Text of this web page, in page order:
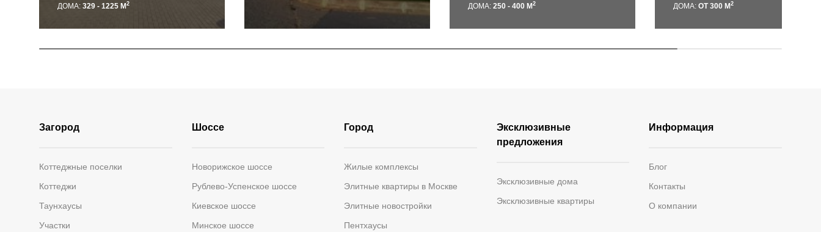
ДОМА: 329 - 1225 М 2 ДОМА: 250 - 400 М 2 ДОМА: ОТ 300 М 2
Загород
Коттеджные поселки
Коттеджи
Таунхаусы
Участки
Шоссе
Новорижское шоссе
Рублево-Успенское шоссе
Киевское шоссе
Минское шоссе
Город
Жилые комплексы
Элитные квартиры в Москве
Элитные новостройки
Пентхаусы
Эксклюзивные
предложения
Эксклюзивные дома
Эксклюзивные квартиры
Информация
Блог
Контакты
О компании